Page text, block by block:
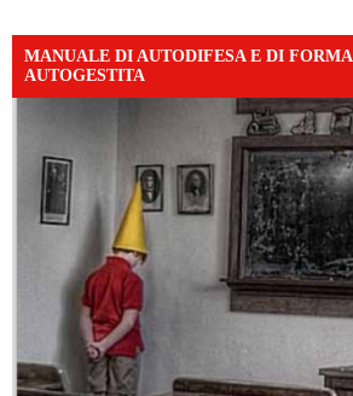
MANUALE DI AUTODIFESA E DI
AUTOGESTITA